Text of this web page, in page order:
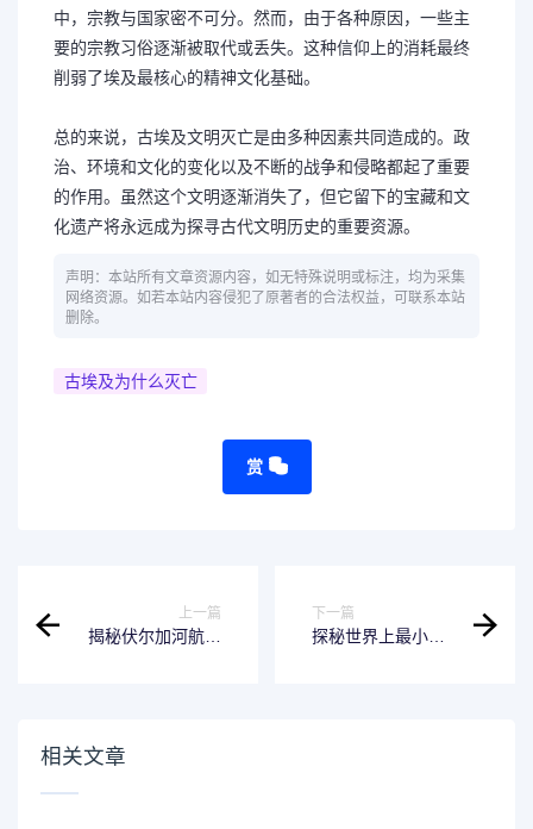
中，宗教与国家密不可分。然而，由于各种原因，一些主
要的宗教习俗逐渐被取代或丢失。这种信仰上的消耗最终
削弱了埃及最核心的精神文化基础。
总的来说，古埃及文明灭亡是由多种因素共同造成的。政
治、环境和文化的变化以及不断的战争和侵略都起了重要
的作用。虽然这个文明逐渐消失了，但它留下的宝藏和文
化遗产将永远成为探寻古代文明历史的重要资源。
声明：本站所有文章资源内容，如无特殊说明或标注，均为采集
网络资源。如若本站内容侵犯了原著者的合法权益，可联系本站
删除。
古埃及为什么灭亡
赏
上一篇
揭秘伏尔加河航运
下一篇
探秘世界上最小的
相关文章